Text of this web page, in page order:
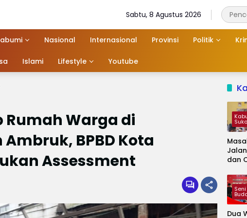
Sabtu, 8 Agustus 2026
Nasional Internasional Provinsi Politik
Islami Lifestyle Youtube
Rumah Warga di
BPBD Kota
Assessment
dan
Jadi
Dua